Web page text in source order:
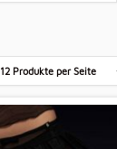
12 Produkte per Seite